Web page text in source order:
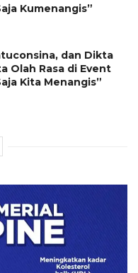
Kumenangis”
dan Dikta
Olah Rasa di Event
Kita Menangis”